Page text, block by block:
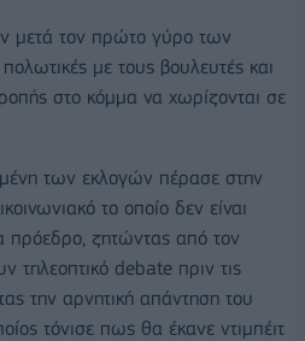
μετά τον πρώτο γύρο των
με τους βουλευτές και
στο κόμμα να χωρίζονται σε
των εκλογών πέρασε στην
το οποίο δεν είναι
πρόεδρο, ζητώντας από τον
τηλεοπτικό debate πριν τις
την αρνητική απάντηση του
τόνισε πως θα έκανε ντιμπέιτ